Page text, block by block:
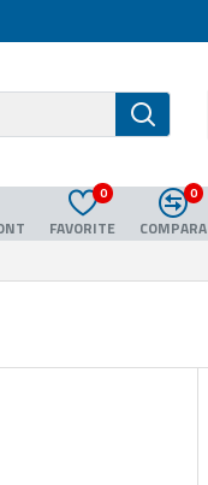
FAVORITE
0
COMPARA
0